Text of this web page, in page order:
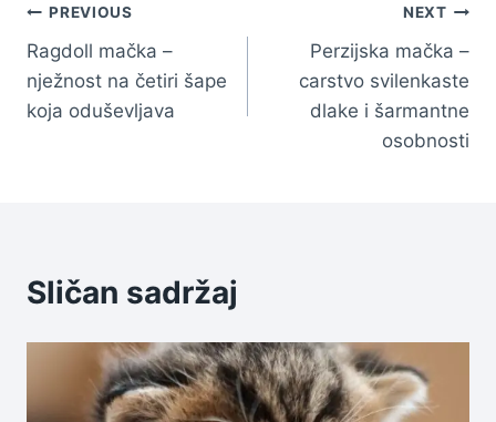
Navigacija
članaka
PREVIOUS
Ragdoll mačka –
nježnost na četiri šape
koja oduševljava
NEXT
Perzijska mačka –
carstvo svilenkaste
dlake i šarmantne
osobnosti
Sličan sadržaj